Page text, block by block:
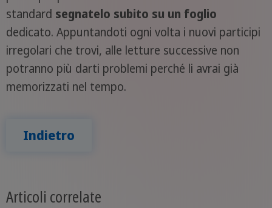
standard segnatelo subito su un foglio
dedicato. Appuntandoti ogni volta i nuovi participi
irregolari che trovi, alle letture successive non
potranno più darti problemi perché li avrai già
memorizzati nel tempo.
Indietro
Articoli correlate